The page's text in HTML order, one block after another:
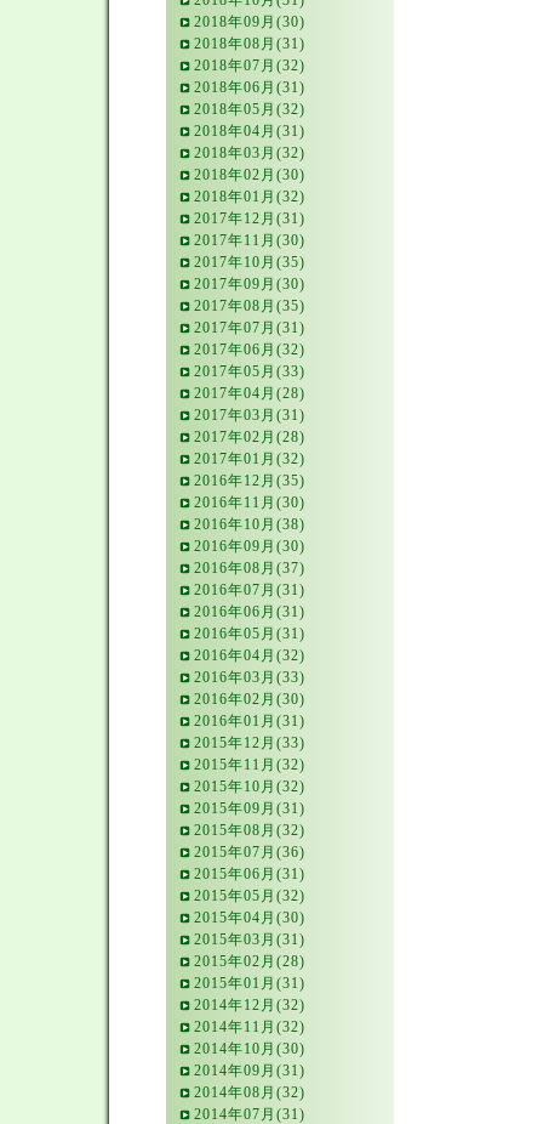
2018年09月(30)
2018年08月(31)
2018年07月(32)
2018年06月(31)
2018年05月(32)
2018年04月(31)
2018年03月(32)
2018年02月(30)
2018年01月(32)
2017年12月(31)
2017年11月(30)
2017年10月(35)
2017年09月(30)
2017年08月(35)
2017年07月(31)
2017年06月(32)
2017年05月(33)
2017年04月(28)
2017年03月(31)
2017年02月(28)
2017年01月(32)
2016年12月(35)
2016年11月(30)
2016年10月(38)
2016年09月(30)
2016年08月(37)
2016年07月(31)
2016年06月(31)
2016年05月(31)
2016年04月(32)
2016年03月(33)
2016年02月(30)
2016年01月(31)
2015年12月(33)
2015年11月(32)
2015年10月(32)
2015年09月(31)
2015年08月(32)
2015年07月(36)
2015年06月(31)
2015年05月(32)
2015年04月(30)
2015年03月(31)
2015年02月(28)
2015年01月(31)
2014年12月(32)
2014年11月(32)
2014年10月(30)
2014年09月(31)
2014年08月(32)
2014年07月(31)